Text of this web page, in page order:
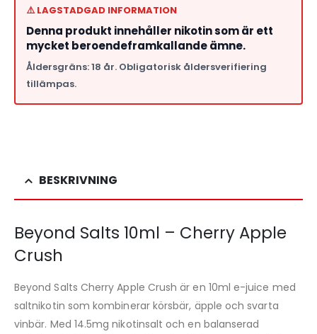
⚠️ LAGSTADGAD INFORMATION
Denna produkt innehåller nikotin som är ett
mycket beroendeframkallande ämne.
Åldersgräns: 18 år. Obligatorisk åldersverifiering
tillämpas.
BESKRIVNING
Beyond Salts 10ml – Cherry Apple
Crush
Beyond Salts Cherry Apple Crush är en 10ml e-juice med
saltnikotin som kombinerar körsbär, äpple och svarta
vinbär. Med 14.5mg nikotinsalt och en balanserad